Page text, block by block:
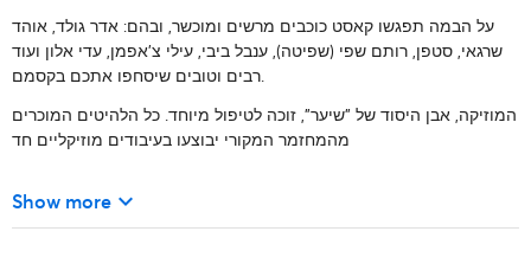
על הבמה תפגשו קאסט כוכבים מרשים ומוכשר, ובהם: אדר גולד, אוהד
שרגאי, סטפן, רותם שפי (שפיטה), ענבל ביבי, עילי צ'אפמן, עדי אלון ועוד
רבים וטובים שיסחפו אתכם בקסמם.
המוזיקה, אבן היסוד של "שיער", זוכה לטיפול מיוחד. כל הלהיטים המוכרים
מהמחזמר המקורי יבוצעו בעיבודים מוזיקליים חד
Show more keyboard_arrow_down